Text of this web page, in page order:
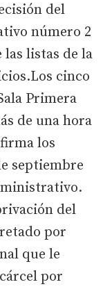
del
número 2
las listas de la
cinco
Primera
de una hora
los
septiembre
del
por
que le
por